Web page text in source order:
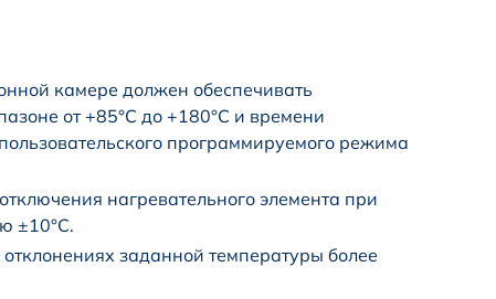
камере должен обеспечивать
от +85°С до +180°С и времени
программируемого режима
нагревательного элемента при
±10°С.
заданной температуры более